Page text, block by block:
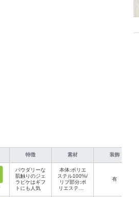
特徴 素材 装飾
パウダリーな
肌触りのジェ
ラピケはギフ
トにも人気
本体:ポリエ
ステル100%/
リブ部分:ポ
リエステル9
有